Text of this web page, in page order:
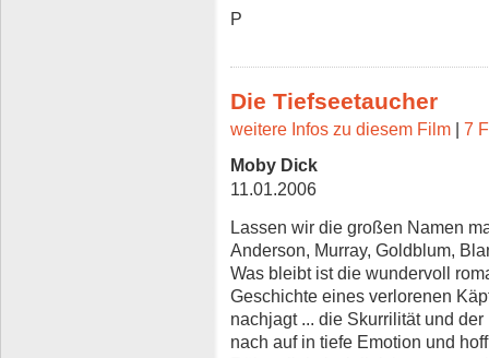
P
Die Tiefseetaucher
weitere Infos zu diesem Film | 7
Moby Dick
11.01.2006
Lassen wir die großen Namen
Anderson, Murray, Goldblum,
Was bleibt ist die wundervoll
Geschichte eines verlorenen
nachjagt ... die Skurrilität und
nach auf in tiefe Emotion und